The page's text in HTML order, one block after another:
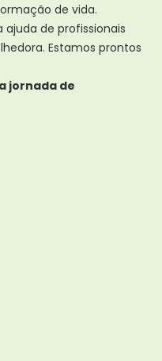
de vida.
de profissionais
Estamos prontos
jornada de